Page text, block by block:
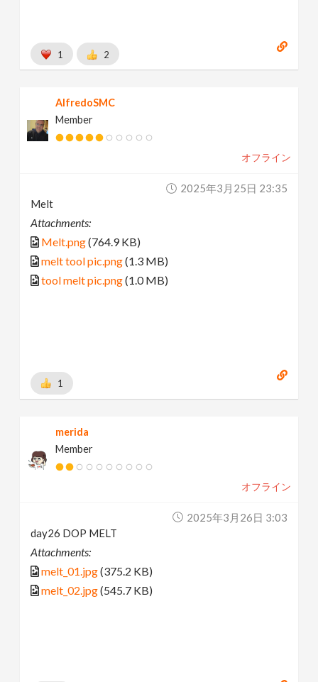
1 2
AlfredoSMC
Member
オフライン
2025年3月25日 23:35
Melt
Attachments:
Melt.png(764.9 KB)
melt tool pic.png(1.3 MB)
tool melt pic.png(1.0 MB)
1
merida
Member
オフライン
2025年3月26日 3:03
day26 DOP MELT
Attachments:
melt_01.jpg(375.2 KB)
melt_02.jpg(545.7 KB)